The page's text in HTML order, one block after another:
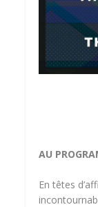
AU
En têtes